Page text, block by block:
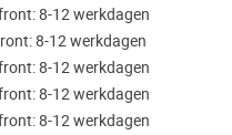
8-12 werkdagen
8-12 werkdagen
8-12 werkdagen
8-12 werkdagen
8-12 werkdagen